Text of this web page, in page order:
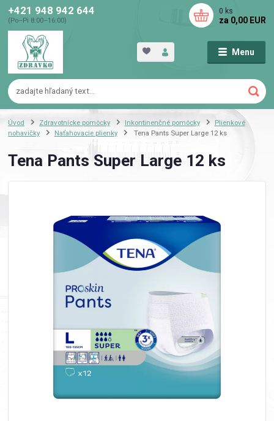
Menu
+421 948 942 644
(Po–Pi 8:00–16:00)
0 ks
za 0,00 EUR
Úvod Zdravotnícke pomôcky Inkontinenčné pomôcky
Plienkové
nohavičky
Naťahovacie plienky Tena Pants Super Large 12 ks
Tena Pants Super Large 12 ks